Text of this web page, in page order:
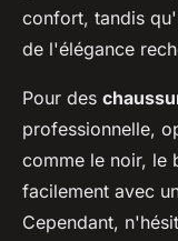
confort, tandis
de l'élégance
Pour des
professionnelle,
comme le noir, le
facilement avec
Cependant,